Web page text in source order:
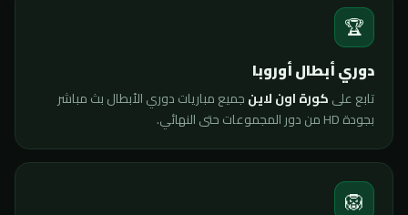
🏆
دوري أبطال أوروبا
تابع علىكورة اون لاينجميع مباريات دوري الأبطال بث مباشر
بجودة HD من دور المجموعات حتى النهائي.
🦁